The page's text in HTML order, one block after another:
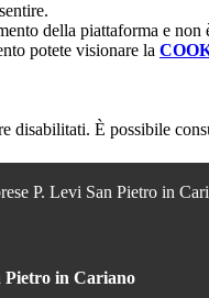
della piattaforma e non
potete visionare la
disabilitati. È possibile
P. Levi San Pietro in
Pietro in Cariano